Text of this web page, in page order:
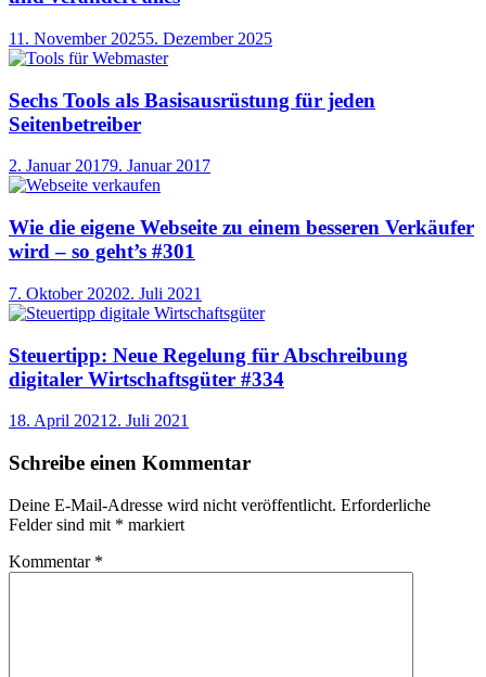
11. November 20255. Dezember 2025
Sechs Tools als Basisausrüstung für jeden
Seitenbetreiber
2. Januar 20179. Januar 2017
Wie die eigene Webseite zu einem besseren Verkäufer
wird – so geht’s #301
7. Oktober 20202. Juli 2021
Steuertipp: Neue Regelung für Abschreibung
digitaler Wirtschaftsgüter #334
18. April 2021 2. Juli 2021
Schreibe einen Kommentar
Deine E-Mail-Adresse wird nicht veröffentlicht. Erforderliche
Felder sind mit * markiert
Kommentar *